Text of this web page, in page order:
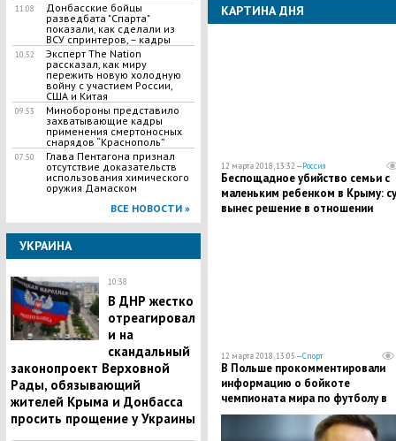
11:08
Донбасские бойцы
разведбата "Спарта"
показали, как сделали из
ВСУ спринтеров, – кадры
10:52
Эксперт The Nation
рассказал, как миру
пережить новую холодную
войну с участием России,
США и Китая
09:53
Минобороны представило
захватывающие кадры
применения смертоносных
снарядов “Краснополь”
07:50
Глава Пентагона признал
отсутствие доказательств
использования химического
оружия Дамаском
ВСЕ НОВОСТИ »
УКРАИНА
10:38
В ДНР жестко
отреагировал
и на
скандальный
законопроект Верховной
Рады, обязывающий
жителей Крыма и Донбасса
просить прощение у Украины
КАРТИНА ДНЯ
12 марта 2018, 13:32 —Россия
Беспощадное убийство семьи с
маленьким ребенком в Крыму:
вынес решение в отношении
12 марта 2018, 13:05 —Спорт
В Польше прокомментировали
информацию о бойкоте
чемпионата мира по футболу в
России: сделано официальное